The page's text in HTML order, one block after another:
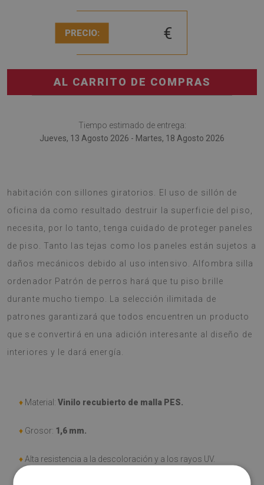
PRECIO: €
AL CARRITO DE COMPRAS
Tiempo estimado de entrega:
Jueves, 13 Agosto 2026 - Martes, 18 Agosto 2026
habitación con sillones giratorios. El uso de sillón de
oficina da como resultado destruir la superficie del piso,
necesita, por lo tanto, tenga cuidado de proteger paneles
de piso. Tanto las tejas como los paneles están sujetos a
daños mecánicos debido al uso intensivo. Alfombra silla
ordenador Patrón de perros hará que tu piso brille
durante mucho tiempo. La selección ilimitada de
patrones garantizará que todos encuentren un producto
que se convertirá en una adición interesante al diseño de
interiores y le dará energía.
♦ Material: Vinilo recubierto de malla PES.
♦ Grosor: 1,6 mm.
♦ Alta resistencia a la descoloración y a los rayos UV.